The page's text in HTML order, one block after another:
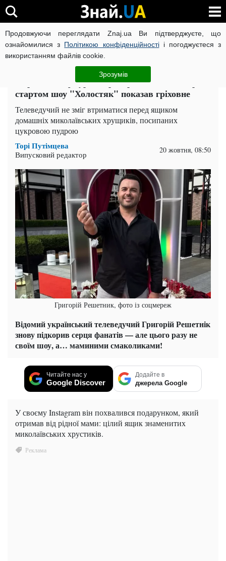
Продовжуючи переглядати Znaj.ua Ви підтверджуєте, що
ознайомилися з Політикою конфіденційностіі погоджуєтеся з
використанням файлів cookie.
Зрозумів
ВІЙНА РОСІЇ ПРОТИ УКРАЇНИ КОРОНАВІРУС В УКРАЇНІ
Шоу-бізнес ЧИТАТЬ НА РУССКОМ
"Прощавай фігура": Григорій Решетнік перед
стартом шоу "Холостяк" показав гріховне
Телеведучий не зміг втриматися перед ящиком
домашніх миколаївських хрущиків, посипаних
цукровою пудрою
Торі Путімцева
Випусковий редактор 20 жовтня, 08:50
Григорій Решетник, фото із соцмереж
Відомий український телеведучий Григорій Решетнік
знову підкорив серця фанатів — але цього разу не
своїм шоу, а… маминими смаколиками!
Читайте нас у
Google Discover
Додайте в
джерела Google
У своєму Instagram він похвалився подарунком, який
отримав від рідної мами: цілий ящик знаменитих
миколаївських хрустиків.